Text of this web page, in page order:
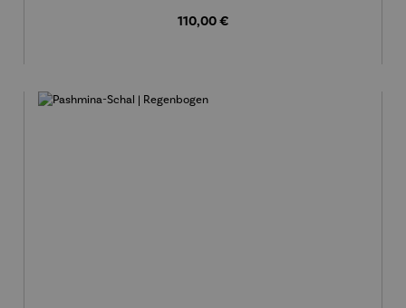
Regulärer Preis:
110,00 €